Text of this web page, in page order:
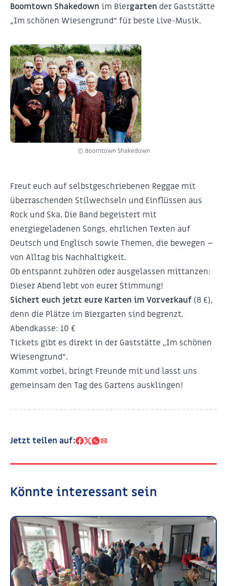
Boomtown Shakedown im Biergarten der Gaststätte
„Im schönen Wiesengrund“ für beste Live-Musik.
© Boomtown Shakedown
Freut euch auf selbstgeschriebenen Reggae mit
überraschenden Stilwechseln und Einflüssen aus
Rock und Ska. Die Band begeistert mit
energiegeladenen Songs, ehrlichen Texten auf
Deutsch und Englisch sowie Themen, die bewegen –
von Alltag bis Nachhaltigkeit.
Ob entspannt zuhören oder ausgelassen mittanzen:
Dieser Abend lebt von eurer Stimmung!
Sichert euch jetzt eure Karten im Vorverkauf (8 €),
denn die Plätze im Biergarten sind begrenzt.
Abendkasse: 10 €
Tickets gibt es direkt in der Gaststätte „Im schönen
Wiesengrund“.
Kommt vorbei, bringt Freunde mit und lasst uns
gemeinsam den Tag des Gartens ausklingen!
Jetzt teilen auf:
Könnte interessant sein